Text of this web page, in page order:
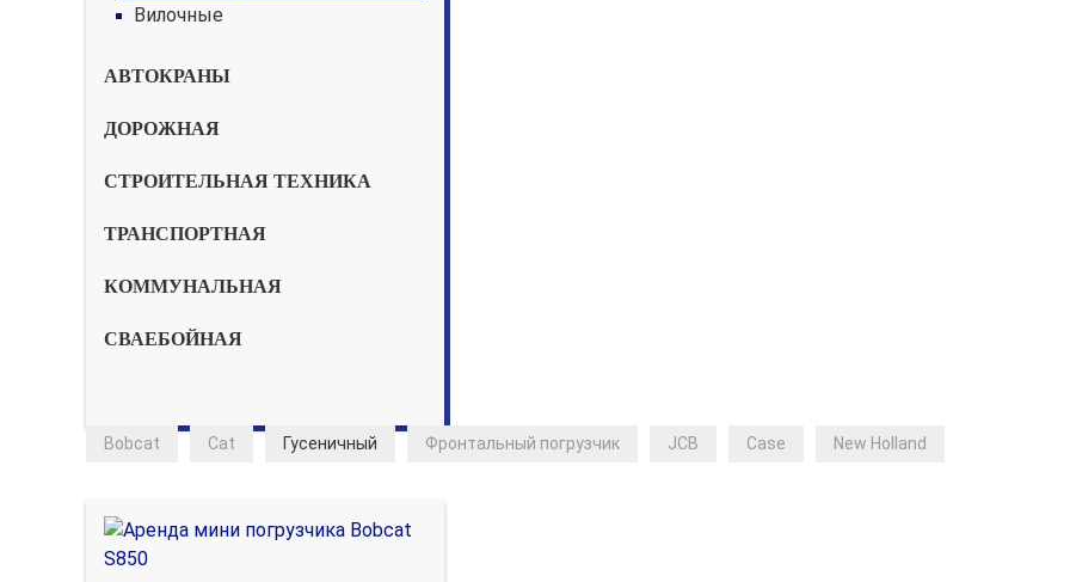
Вилочные
АВТОКРАНЫ
ДОРОЖНАЯ
СТРОИТЕЛЬНАЯ ТЕХНИКА
ТРАНСПОРТНАЯ
КОММУНАЛЬНАЯ
СВАЕБОЙНАЯ
Bobcat Cat Гусеничный Фронтальный погрузчик JCB Case New Holland